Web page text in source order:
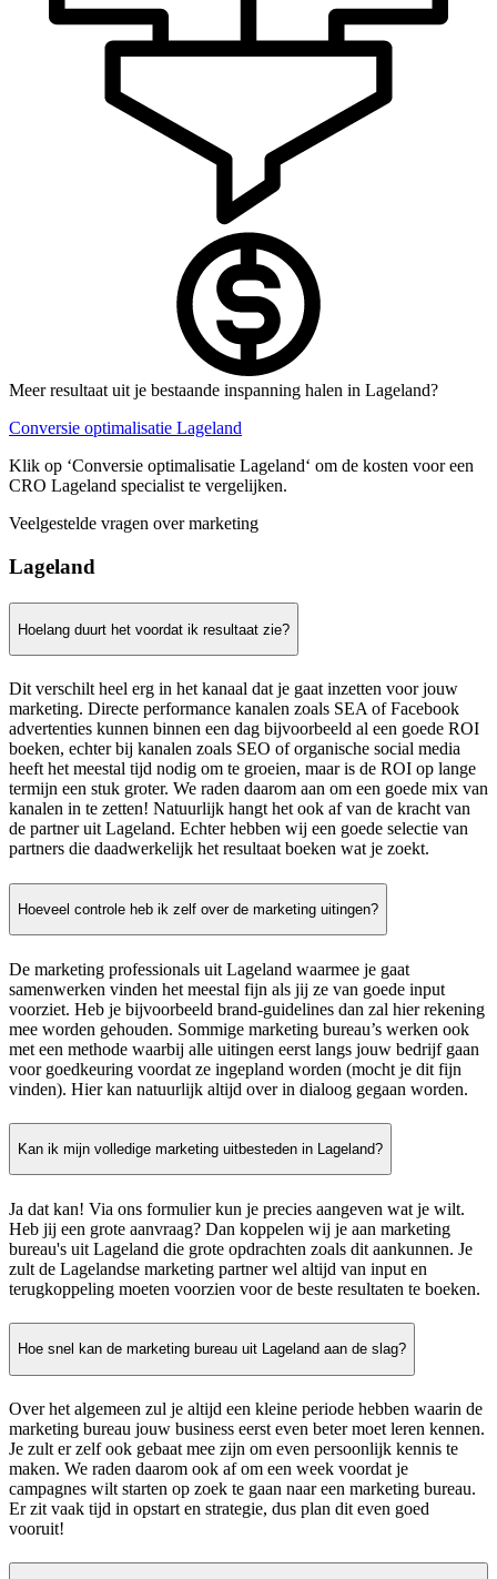
Meer resultaat uit je bestaande inspanning halen in Lageland?
Conversie optimalisatie Lageland
Klik op ‘Conversie optimalisatie Lageland‘ om de kosten voor een
CRO Lageland specialist te vergelijken.
Veelgestelde vragen over marketing
Lageland
Hoelang duurt het voordat ik resultaat zie?
Dit verschilt heel erg in het kanaal dat je gaat inzetten voor jouw
marketing. Directe performance kanalen zoals SEA of Facebook
advertenties kunnen binnen een dag bijvoorbeeld al een goede ROI
boeken, echter bij kanalen zoals SEO of organische social media
heeft het meestal tijd nodig om te groeien, maar is de ROI op lange
termijn een stuk groter. We raden daarom aan om een goede mix van
kanalen in te zetten! Natuurlijk hangt het ook af van de kracht van
de partner uit Lageland. Echter hebben wij een goede selectie van
partners die daadwerkelijk het resultaat boeken wat je zoekt.
Hoeveel controle heb ik zelf over de marketing uitingen?
De marketing professionals uit Lageland waarmee je gaat
samenwerken vinden het meestal fijn als jij ze van goede input
voorziet. Heb je bijvoorbeeld brand-guidelines dan zal hier rekening
mee worden gehouden. Sommige marketing bureau’s werken ook
met een methode waarbij alle uitingen eerst langs jouw bedrijf gaan
voor goedkeuring voordat ze ingepland worden (mocht je dit fijn
vinden). Hier kan natuurlijk altijd over in dialoog gegaan worden.
Kan ik mijn volledige marketing uitbesteden in Lageland?
Ja dat kan! Via ons formulier kun je precies aangeven wat je wilt.
Heb jij een grote aanvraag? Dan koppelen wij je aan marketing
bureau's uit Lageland die grote opdrachten zoals dit aankunnen. Je
zult de Lagelandse marketing partner wel altijd van input en
terugkoppeling moeten voorzien voor de beste resultaten te boeken.
Hoe snel kan de marketing bureau uit Lageland aan de slag?
Over het algemeen zul je altijd een kleine periode hebben waarin de
marketing bureau jouw business eerst even beter moet leren kennen.
Je zult er zelf ook gebaat mee zijn om even persoonlijk kennis te
maken. We raden daarom ook af om een week voordat je
campagnes wilt starten op zoek te gaan naar een marketing bureau.
Er zit vaak tijd in opstart en strategie, dus plan dit even goed
vooruit!